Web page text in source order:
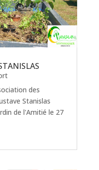
des
Stanislas
de l'Amitié le 27